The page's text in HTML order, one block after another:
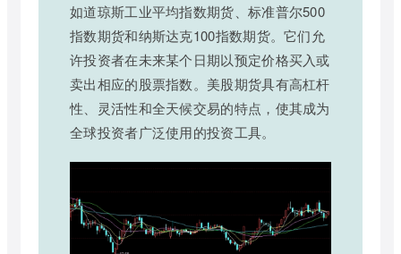
如道琼斯工业平均指数期货、标准普尔500
指数期货和纳斯达克100指数期货。它们允
许投资者在未来某个日期以预定价格买入或
卖出相应的股票指数。美股期货具有高杠杆
性、灵活性和全天候交易的特点，使其成为
全球投资者广泛使用的投资工具。